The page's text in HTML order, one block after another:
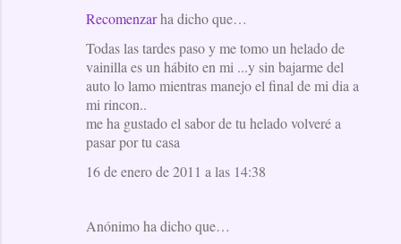
Recomenzarha dicho que…
Todas las tardes paso y me tomo un helado de
vainilla es un hábito en mi ...y sin bajarme del
auto lo lamo mientras manejo el final de mi dia a
mi rincon..
me ha gustado el sabor de tu helado volveré a
pasar por tu casa
16 de enero de 2011 a las 14:38
Anónimo ha dicho que…